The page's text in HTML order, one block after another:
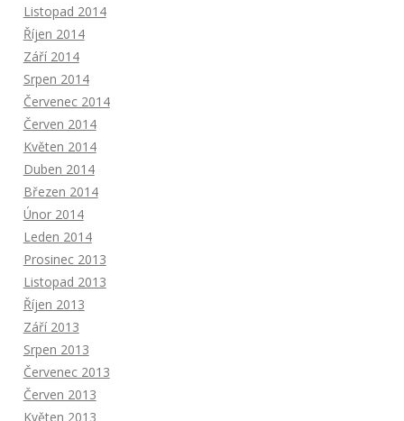
Listopad 2014
Říjen 2014
Září 2014
Srpen 2014
Červenec 2014
Červen 2014
Květen 2014
Duben 2014
Březen 2014
Únor 2014
Leden 2014
Prosinec 2013
Listopad 2013
Říjen 2013
Září 2013
Srpen 2013
Červenec 2013
Červen 2013
Květen 2013